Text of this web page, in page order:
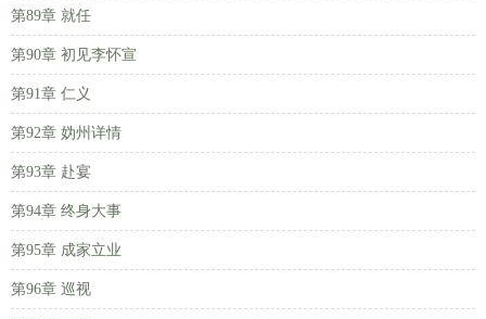
第89章 就任
第90章 初见李怀宣
第91章 仁义
第92章 妫州详情
第93章 赴宴
第94章 终身大事
第95章 成家立业
第96章 巡视